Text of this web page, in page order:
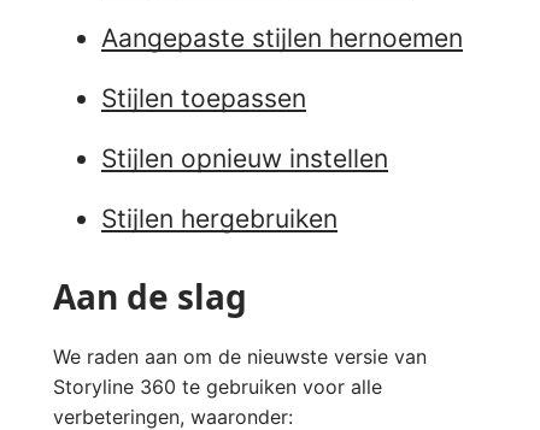
Aangepaste stijlen hernoemen
Stijlen toepassen
Stijlen opnieuw instellen
Stijlen hergebruiken
Aan de slag
We raden aan om de nieuwste versie van
Storyline 360 te gebruiken voor alle
verbeteringen, waaronder: